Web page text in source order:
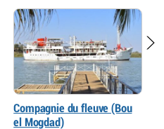
Compagnie du fleuve (Bou
el Mogdad)